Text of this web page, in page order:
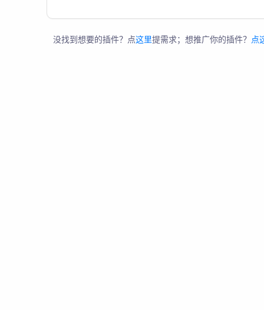
没找到想要的插件？点这里提需求；想推广你的插件？ 点